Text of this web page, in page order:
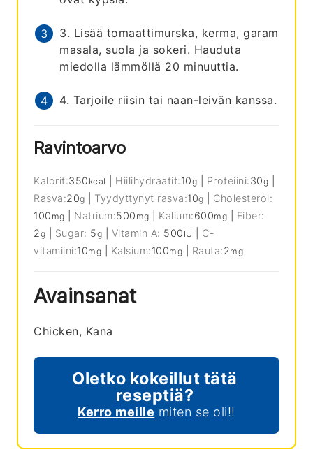
3. Lisää tomaattimurska, kerma, garam
masala, suola ja sokeri. Hauduta
miedolla lämmöllä 20 minuuttia.
4. Tarjoile riisin tai naan-leivän kanssa.
Ravintoarvo
Kalorit:350 kcal Hiilihydraatit:10g Proteiini:30g
Rasva:20g Tyydyttynyt rasva:10g
Cholesterol:
100 mg Natrium:500 mg Kalium:600mg
Fiber:
2g Sugar: 5g Vitamin A: 500 IU
C-
vitamiini:10mg Kalsium:100mg Rauta:2mg
Avainsanat
Chicken, Kana
Oletko kokeillut tätä
reseptiä?
Kerro meille miten se oli!!